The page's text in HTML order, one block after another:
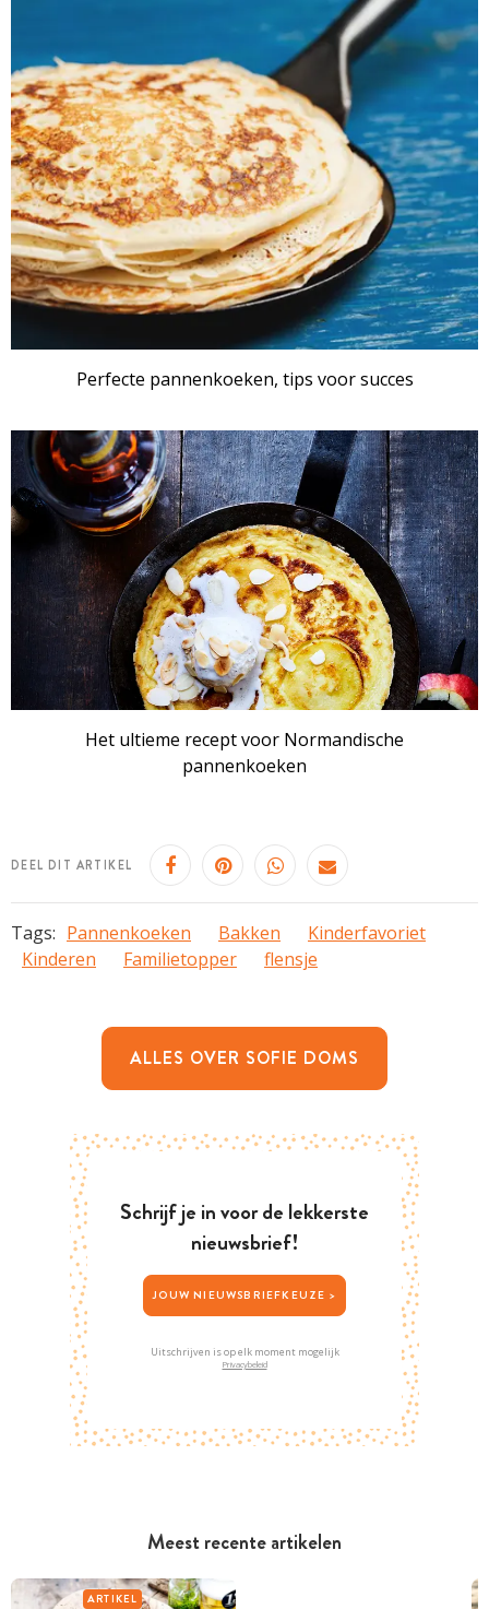
Meest recente artikelen
ARTIKEL
Perfecte pannenkoeken, tips voor succes
Het ultieme recept voor Normandische
pannenkoeken
DEEL DIT ARTIKEL
Tags: Pannenkoeken Bakken
Kinderfavoriet
Kinderen
Familietopper flensje
ALLES OVER SOFIE DOMS
Schrijf je in voor de lekkerste
nieuwsbrief!
JOUW NIEUWSBRIEFKEUZE >
Uitschrijven is op elk moment mogelijk
Privacybeleid